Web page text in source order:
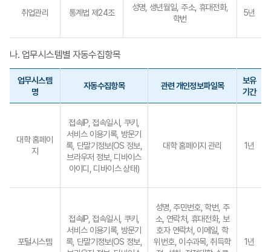
취업관리 통계법 제24조
성명, 생년월일, 주소, 휴대전화,
학번
5년
나. 업무시스템별 자동수집항목
업무시스템
명
자동수집항목 관련 개인정보파일목
보유
기간
대학 홈페이
지
접속IP, 접속일시, 쿠키,
서비스 이용기록, 방문기
록, 단말기정보(OS 정보,
브라우저 정보, 디바이스
아이디, 디바이스 상태)
대학 홈페이지 관리 1년
포털시스템
접속IP, 접속일시, 쿠키,
서비스 이용기록, 방문기
록, 단말기정보(OS 정보,
성명, 주민번호, 학번, 주
소, 연락처, 휴대전화, 보
호자 연락처, 이메일, 학
위번호, 이수과목, 취득학
1년